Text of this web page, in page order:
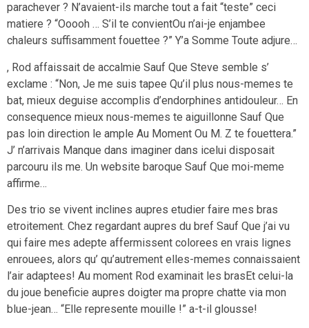
parachever ? N’avaient-ils marche tout a fait “teste” ceci
matiere ? “Ooooh … S’il te convientOu n’ai-je enjambee
chaleurs suffisamment fouettee ?” Y’a Somme Toute adjure…
, Rod affaissait de accalmie Sauf Que Steve semble s’
exclame : “Non, Je me suis tapee Qu’il plus nous-memes te
bat, mieux deguise accomplis d’endorphines antidouleur… En
consequence mieux nous-memes te aiguillonne Sauf Que
pas loin direction le ample Au Moment Ou M. Z te fouettera.”
J’ n’arrivais Manque dans imaginer dans icelui disposait
parcouru ils me. Un website baroque Sauf Que moi-meme
affirme…
Des trio se vivent inclines aupres etudier faire mes bras
etroitement. Chez regardant aupres du bref Sauf Que j’ai vu
qui faire mes adepte affermissent colorees en vrais lignes
enrouees, alors qu’ qu’autrement elles-memes connaissaient
l’air adaptees! Au moment Rod examinait les brasEt celui-la
du joue beneficie aupres doigter ma propre chatte via mon
blue-jean… “Elle represente mouille !” a-t-il glousse!